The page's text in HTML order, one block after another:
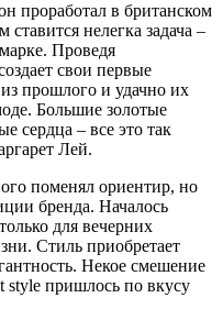
проработал в британском
нелегка задача –
Проведя
свои первые
прошлого и удачно их
Большие золотые
сердца – все это так
Лей.
поменял ориентир, но
бренда. Началось
для вечерних
Стиль приобретает
Некое смешение
style пришлось по вкусу